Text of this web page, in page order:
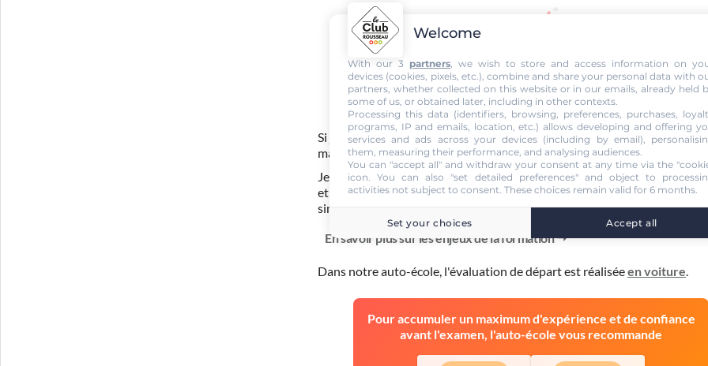
ÉTAPE 3
Formation pratique
Si je le souhaite, je peux m'inscrire auprès de mon auto-école pour
ma formation etprendre des cours de conduite.
Je commence par l' évaluation de départpour mieux connaître mes
et adapter la durée de ma formation.Je m'entraîne à conduireavec un
simulateur et/ou en voiture.
Je passe l'examen et à moi la liberté !
En savoir plus sur les enjeux de la formation
Dans notre auto-école, l'évaluation de départ est réaliséeen voiture.
Pour accumuler un maximum d'expérience et de confiance
avant l'examen, l'auto-école vous recommande
Welcome
With our 3 partners, we wish to store and access information on
devices (cookies, pixels, etc.), combine and share your personal data with
partners, whether collected on this website or in our emails, already held
some of us, or obtained later, including in other contexts.
Processing this data (identifiers, browsing, preferences, purchases,
programs, IP and emails, location, etc.) allows developing and offering
services and ads across your devices (including by email),
them, measuring their performance, and analysing audiences.
You can "accept all" and withdraw your consent at any time via the
icon. You can also "set detailed preferences" and object to
activities not subject to consent. These choices remain valid for 6 months.
Set your choices Accept all